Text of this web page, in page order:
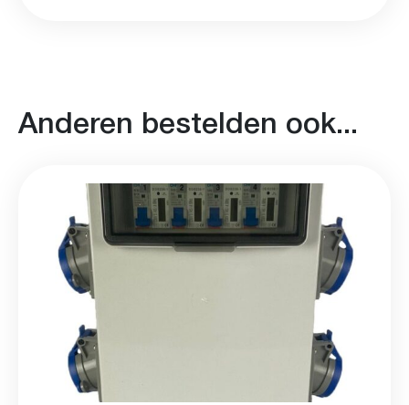
Anderen bestelden ook...